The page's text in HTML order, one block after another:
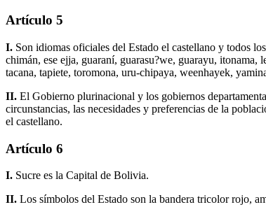
Artículo 5
I. Son idiomas oficiales del Estado el castellano y todos
chimán, ese ejja, guaraní, guarasu?we, guarayu,
tacana, tapiete, toromona, uru-chipaya, weenhayek,
II. El Gobierno plurinacional y los gobiernos
circunstancias, las necesidades y preferencias de la
el castellano.
Artículo 6
I. Sucre es la Capital de Bolivia.
II. Los símbolos del Estado son la bandera tricolor rojo,